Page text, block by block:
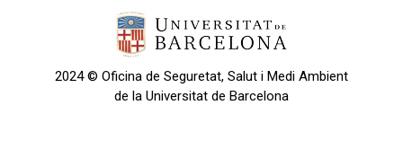
2024 © Oficina de Seguretat, Salut i Medi Ambient
de la Universitat de Barcelona